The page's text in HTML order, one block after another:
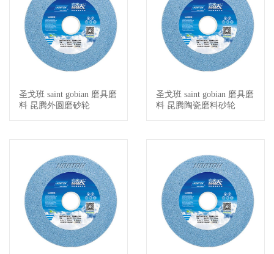
查看详情
圣戈班 saint gobian 磨具磨
料 昆腾外圆磨砂轮
查看详情
圣戈班 saint gobian 磨具磨
料 昆腾陶瓷磨料砂轮